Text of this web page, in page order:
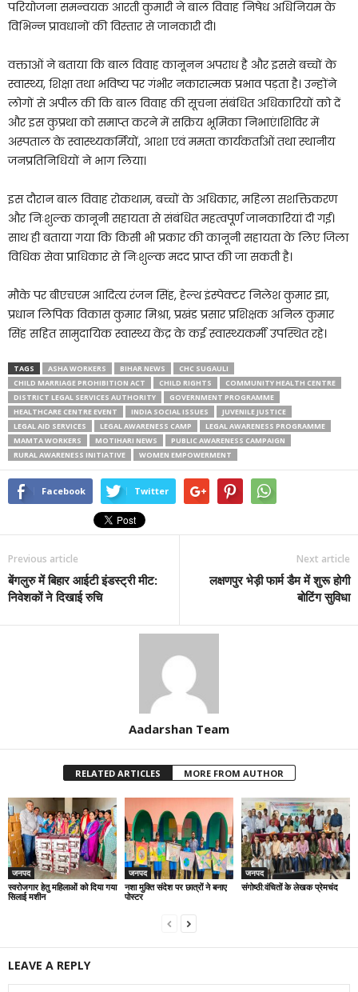
परियोजना समन्वयक आरती कुमारी ने बाल विवाह निषेध अधिनियम के
विभिन्न प्रावधानों की विस्तार से जानकारी दी।
वक्ताओं ने बताया कि बाल विवाह कानूनन अपराध है और इससे बच्चों के
स्वास्थ्य, शिक्षा तथा भविष्य पर गंभीर नकारात्मक प्रभाव पड़ता है। उन्होंने
लोगों से अपील की कि बाल विवाह की सूचना संबंधित अधिकारियों को दें
और इस कुप्रथा को समाप्त करने में सक्रिय भूमिका निभाएं।शिविर में
अस्पताल के स्वास्थ्यकर्मियों, आशा एवं ममता कार्यकर्ताओं तथा स्थानीय
जनप्रतिनिधियों ने भाग लिया।
इस दौरान बाल विवाह रोकथाम, बच्चों के अधिकार, महिला सशक्तिकरण
और निःशुल्क कानूनी सहायता से संबंधित महत्वपूर्ण जानकारियां दी गईं।
साथ ही बताया गया कि किसी भी प्रकार की कानूनी सहायता के लिए जिला
विधिक सेवा प्राधिकार से निःशुल्क मदद प्राप्त की जा सकती है।
मौके पर बीएचएम आदित्य रंजन सिंह, हेल्थ इंस्पेक्टर निलेश कुमार झा,
प्रधान लिपिक विकास कुमार मिश्रा, प्रखंड प्रसार प्रशिक्षक अनिल कुमार
सिंह सहित सामुदायिक स्वास्थ्य केंद्र के कई स्वास्थ्यकर्मी उपस्थित रहे।
TAGS ASHA WORKERS BIHAR NEWS
CHC SUGAULI
CHILD MARRIAGE PROHIBITION ACT
CHILD RIGHTS
COMMUNITY HEALTH CENTRE
DISTRICT LEGAL SERVICES AUTHORITY
GOVERNMENT PROGRAMME
HEALTHCARE CENTRE EVENT
INDIA SOCIAL ISSUES
JUVENILE JUSTICE
LEGAL AID SERVICES
LEGAL AWARENESS CAMP
LEGAL AWARENESS PROGRAMME
MAMTA WORKERS
MOTIHARI NEWS
PUBLIC AWARENESS CAMPAIGN
RURAL AWARENESS INITIATIVE
WOMEN EMPOWERMENT
Facebook Twitter
Previous article
बेंगलुरु में बिहार आईटी इंडस्ट्री मीट:
निवेशकों ने दिखाई रुचि
Next article
लक्षणपुर भेड़ी फार्म डैम में शुरू होगी
बोटिंग सुविधा
Aadarshan Team
RELATED ARTICLES MORE FROM AUTHOR
जनपद
स्वरोजगार हेतु महिलाओं को दिया गया
सिलाई मशीन
जनपद
नशा मुक्ति संदेश पर छात्रों ने बनाए
पोस्टर
जनपद
संगोष्ठी:वंचितों के लेखक प्रेमचंद
LEAVE A REPLY